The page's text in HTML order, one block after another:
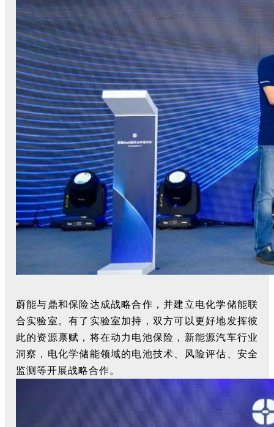
蔚能与鼎和保险达成战略合作，并建立电化学储能联
合实验室。有了实验室加持，双方可以更好地发挥彼
此的资源禀赋，将在动力电池保险，新能源汽车行业
洞察，电化学储能领域的电池技术、风险评估、安全
监测等开展战略合作。